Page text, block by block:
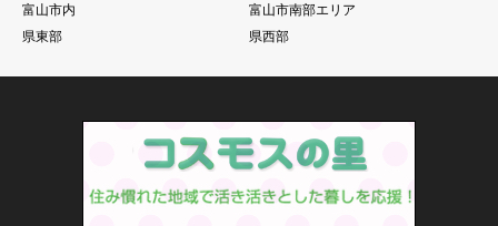
富山市内
富山市南部エリア
県東部
県西部